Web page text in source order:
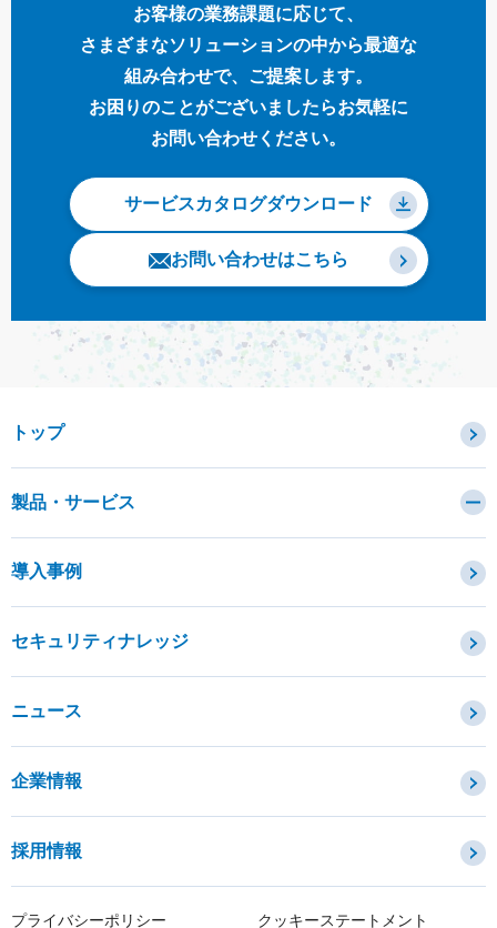
お客様の業務課題に応じて、
さまざまなソリューションの中から最適な
組み合わせで、 ご提案します。
お困りのことがございましたらお気軽に
お問い合わせください。
サービスカタログダウンロード
お問い合わせはこちら
トップ
製品・サービス
OTセキュリティ
IoTプロダクトセキュリティ
導入事例
セキュリティナレッジ
ニュース
企業情報
採用情報
プライバシーポリシー クッキーステートメント